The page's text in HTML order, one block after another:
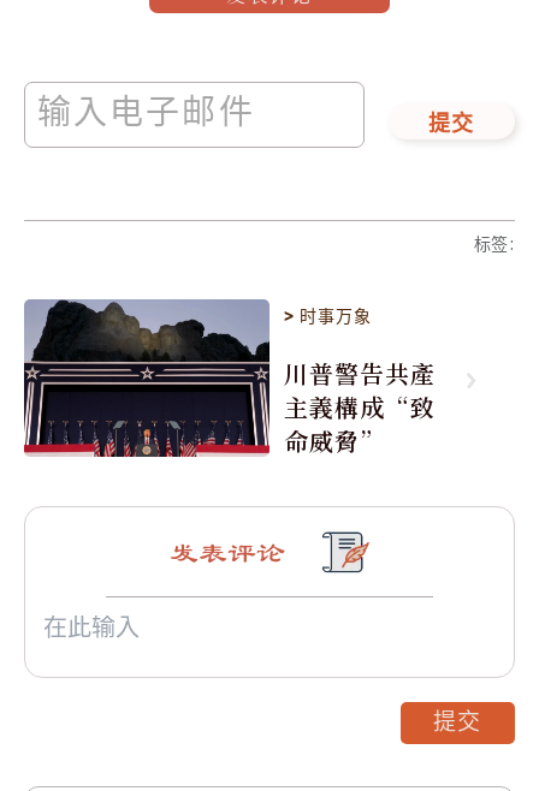
提交
标签:
> 时事万象
川普警告共產
主義構成“致
命威脅”
发表评论
提交